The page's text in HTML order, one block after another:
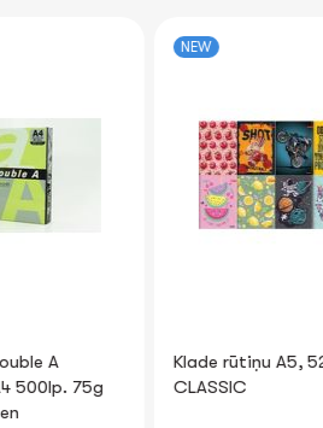
75g
Klade rūtiņu A5, 52lp.
CLASSIC